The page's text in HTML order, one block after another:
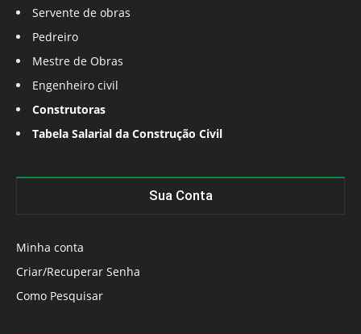
Servente de obras
Pedreiro
Mestre de Obras
Engenheiro civil
Construtoras
Tabela Salarial da Construção Civil
Sua Conta
Minha conta
Criar/Recuperar Senha
Como Pesquisar